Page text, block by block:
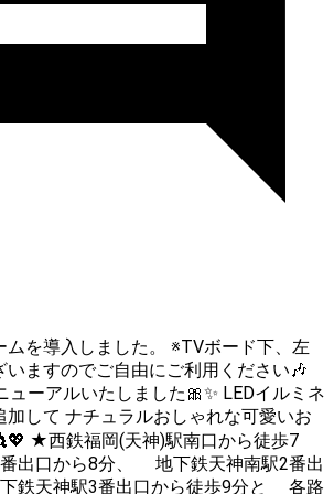
ムを導入しました。 ※TVボード下、左
いますのでご自由にご利用ください🎶
ューアルいたしました🎀✨ LEDイルミネ
加して ナチュラルおしゃれな可愛いお
徒歩7
出口から8分、 地下鉄天神南駅2番出
鉄天神駅3番出口から徒歩9分と 各路